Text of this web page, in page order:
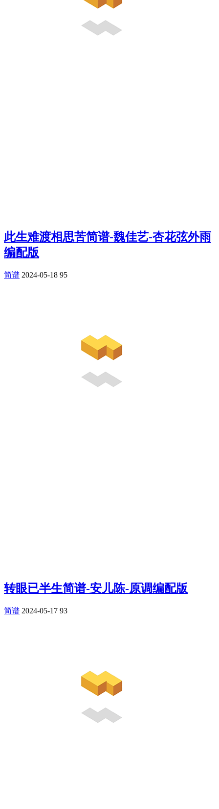
此生难渡相思苦简谱-魏佳艺-杏花弦外雨
编配版
简谱 2024-05-18 95
转眼已半生简谱-安儿陈-原调编配版
简谱 2024-05-17 93